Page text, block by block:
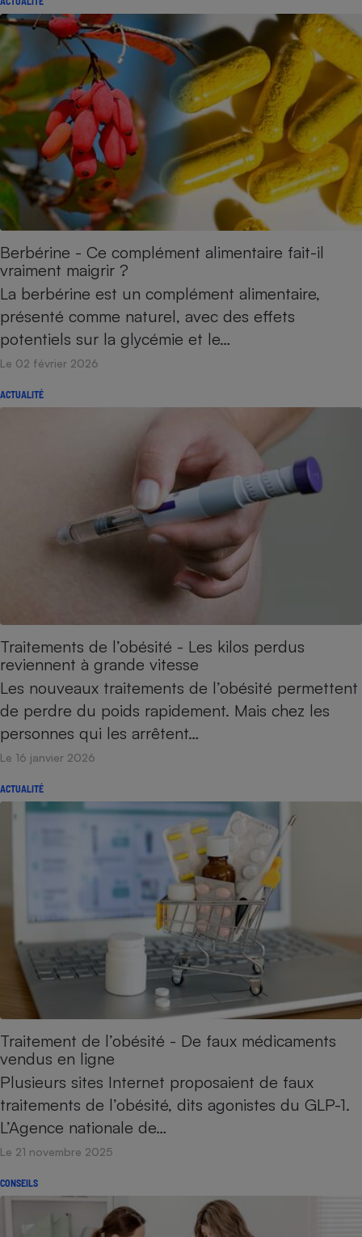
Berbérine - Ce complément alimentaire fait-il
vraiment maigrir ?
La berbérine est un complément alimentaire,
présenté comme naturel, avec des effets
potentiels sur la glycémie et le…
Le 02 février 2026
ACTUALITÉ
Traitements de l’obésité - Les kilos perdus
reviennent à grande vitesse
Les nouveaux traitements de l’obésité permettent
de perdre du poids rapidement. Mais chez les
personnes qui les arrêtent…
Le 16 janvier 2026
ACTUALITÉ
Traitement de l’obésité - De faux médicaments
vendus en ligne
Plusieurs sites Internet proposaient de faux
traitements de l’obésité, dits agonistes du GLP-1.
L’Agence nationale de…
Le 21 novembre 2025
CONSEILS